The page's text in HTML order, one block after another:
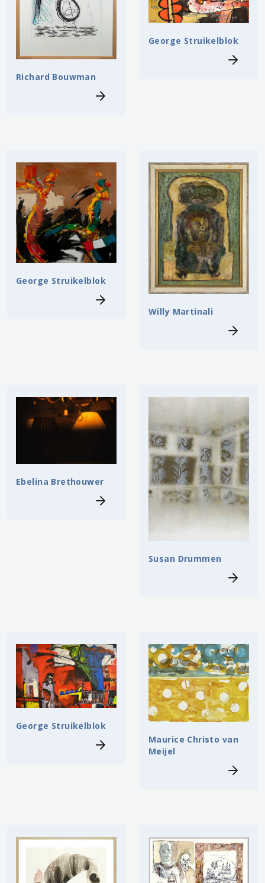
Richard Bouwman
George Struikelblok
George Struikelblok
Willy Martinali
Ebelina Brethouwer
Susan Drummen
George Struikelblok
Maurice Christo van
Meijel